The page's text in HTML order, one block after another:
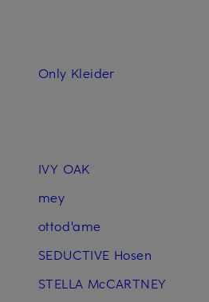
Only Kleider
IVY OAK
mey
ottod'ame
SEDUCTIVE Hosen
STELLA McCARTNEY